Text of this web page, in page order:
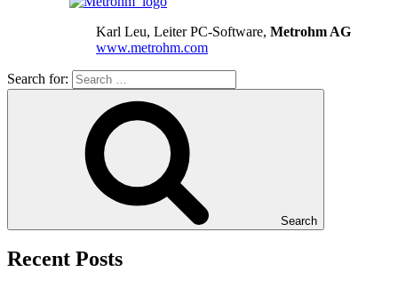
Karl Leu, Leiter PC-Software, Metrohm AG
www.metrohm.com
Search for:
Search
Recent Posts